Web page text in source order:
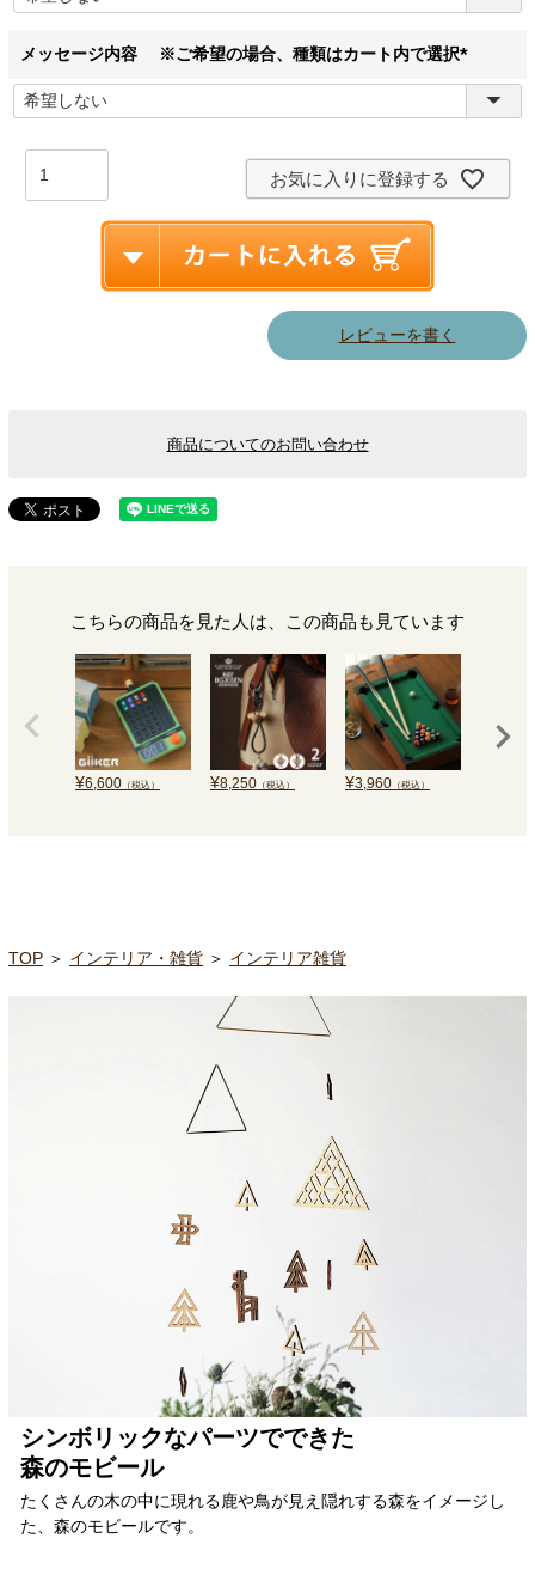
メッセージ内容 ※ご希望の場合、種類はカート内で選択
(
)
お気に入りに登録する
レビューを書く
商品についてのお問い合わせ
こちらの商品を見た人は、この商品も見ています
¥6,600 （税込） ¥8,250 （税込） ¥3,960 （税込）
TOP ＞ インテリア・雑貨 ＞ インテリア雑貨
シンボリックなパーツでできた
森のモビール
たくさんの木の中に現れる鹿や鳥が見え隠れする森をイメージし
た、森のモビールです。